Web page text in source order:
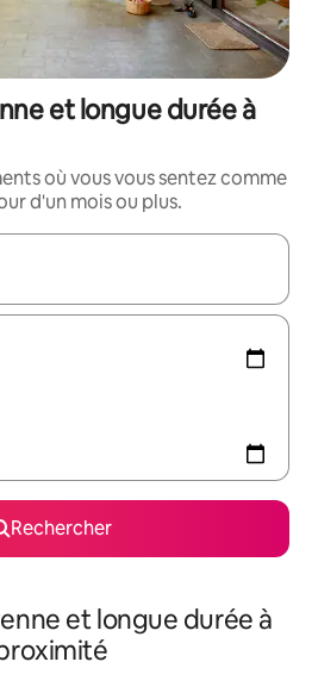
et longue durée à
où vous vous sentez comme
d'un mois ou plus.
utilisez les flèches vers le
Rechercher
et longue durée à